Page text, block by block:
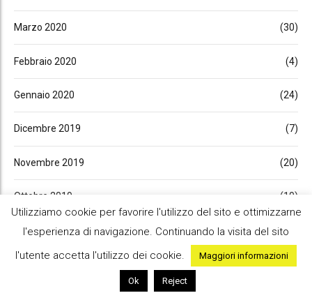
Marzo 2020 (30)
Febbraio 2020 (4)
Gennaio 2020 (24)
Dicembre 2019 (7)
Novembre 2019 (20)
Ottobre 2019 (10)
Settembre 2019 (29)
Utilizziamo cookie per favorire l'utilizzo del sito e ottimizzarne
l'esperienza di navigazione. Continuando la visita del sito
l'utente accetta l'utilizzo dei cookie.
Maggiori informazioni
Ok Reject